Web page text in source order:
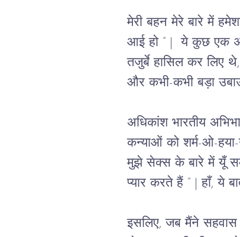
मेरी बहन मेरे बारे में
आई हो ” |  ये कुछ एक
तजुर्बे हासिल कर लिए
और कभी-कभी बड़ा
अधिकांश भारतीय
कन्याओं को शर्म-ओ-हया-
मुझे सेक्स के बारे में यूँ
प्यार करते हैं ” | हाँ, ये
इसलिए, जब मैंने सहवास